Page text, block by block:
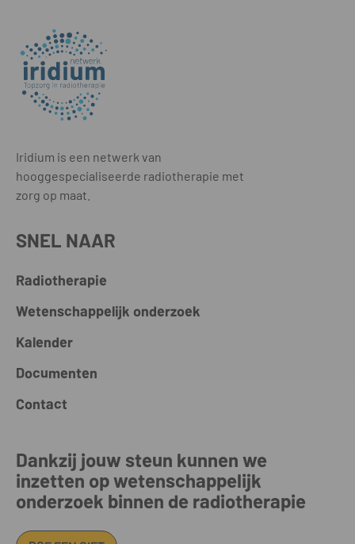
Iridium is een netwerk van
hooggespecialiseerde radiotherapie met
zorg op maat.
SNEL NAAR
Radiotherapie
Wetenschappelijk onderzoek
Kalender
Documenten
Contact
Dankzij jouw steun kunnen we
inzetten op wetenschappelijk
onderzoek binnen de radiotherapie